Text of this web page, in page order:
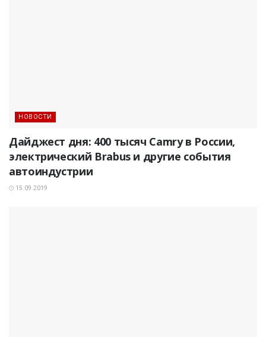
НОВОСТИ
Дайджест дня: 400 тысяч Camry в России,
электрический Brabus и другие события
автоиндустрии
15.09.2019